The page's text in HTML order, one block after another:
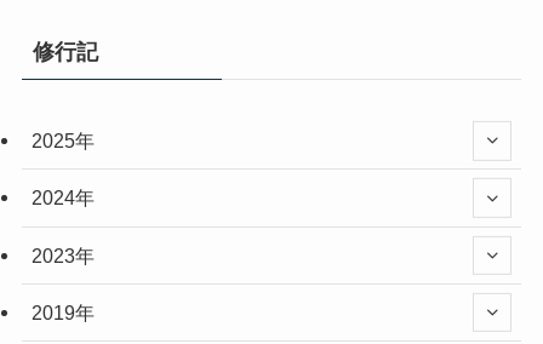
修行記
2025年
2024年
2023年
2019年